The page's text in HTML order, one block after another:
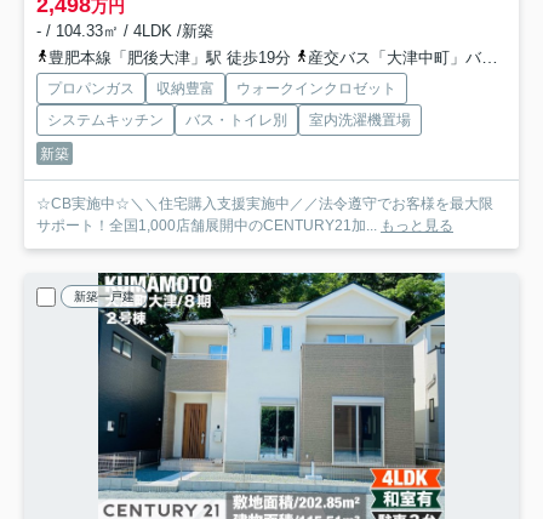
万円
- / 104.33㎡ / 4LDK /新築
豊肥本線「肥後大津」駅 徒歩19分
産交バス「大津中町」バス停下車 徒歩5分
プロパンガス 収納豊富
ウォークインクロゼット
システムキッチン
バス・トイレ別
室内洗濯機置場
新築
☆CB実施中☆＼＼住宅購入支援実施中／／法令遵守でお客様を最大限
サポート！全国1,000店舗展開中のCENTURY21加...
もっと見る
新築一戸建